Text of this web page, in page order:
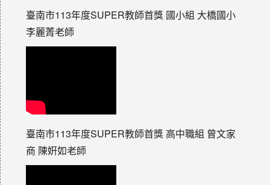
臺南市113年度SUPER教師首獎 國小組 大橋國小
李麗菁老師
臺南市113年度SUPER教師首獎 高中職組 曾文家
商 陳姸如老師